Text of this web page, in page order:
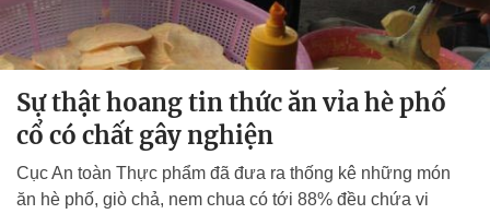
Sự thật hoang tin thức ăn vỉa hè phố
cổ có chất gây nghiện
Cục An toàn Thực phẩm đã đưa ra thống kê những món
ăn hè phố, giò chả, nem chua có tới 88% đều chứa vi